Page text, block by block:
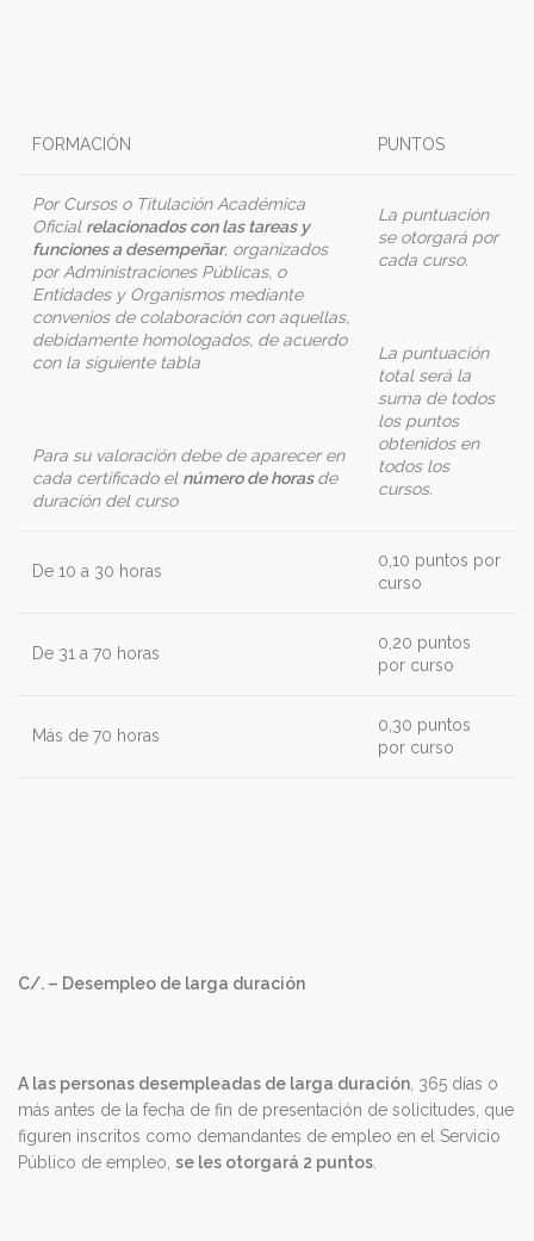
FORMACIÓN PUNTOS
Por Cursos o Titulación Académica
Oficial relacionados con las tareas y
funciones a desempeñar, organizados
por Administraciones Públicas, o
Entidades y Organismos mediante
convenios de colaboración con aquellas,
debidamente homologados, de acuerdo
con la siguiente tabla
Para su valoración debe de aparecer en
cada certificado el número de horasde
duración del curso
La puntuación
se otorgará por
cada curso.
La puntuación
total será la
suma de todos
los puntos
obtenidos en
todos los
cursos.
De 10 a 30 horas
0,10 puntos por
curso
De 31 a 70 horas
0,20 puntos
por curso
Más de 70 horas
0,30 puntos
por curso
C/. – Desempleo de larga duración
A las personas desempleadas de larga duración , 365 días o
más antes de la fecha de fin de presentación de solicitudes, que
figuren inscritos como demandantes de empleo en el Servicio
Público de empleo, se les otorgará 2 puntos